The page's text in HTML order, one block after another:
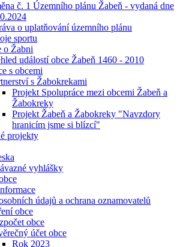
č. 1 Územního plánu Žabeň - vydaná dne
o uplatňování územního plánu
sportu
o Žabni
událostí obce Žabeň 1460 - 2010
s obcemi
s Žabokrekami
Projekt Spolupráce mezi obcemi Žabeň a
Žabokreky
Projekt Žabeň a Žabokreky "Navzdory
hranicím jsme si blízcí"
projekty
vyhlášky
údajů a ochrana oznamovatelů
obce
obce
účet obce
Rok 2023